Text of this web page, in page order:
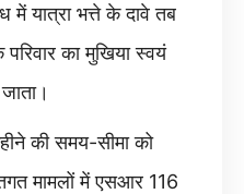
यात्रा भत्ते के दावे तब
का मुखिया स्वयं
की समय-सीमा को
मामलों में एसआर 116